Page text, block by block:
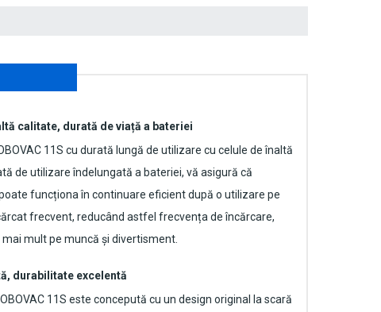
calitate, durată de viață a bateriei
11S cu durată lungă de utilizare cu celule de înaltă
de utilizare îndelungată a bateriei, vă asigură că
funcționa în continuare eficient după o utilizare pe
frecvent, reducând astfel frecvența de încărcare,
mult pe muncă și divertisment.
durabilitate excelentă
11S este concepută cu un design original la scară